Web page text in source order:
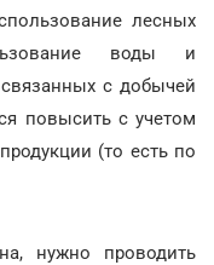
лесных
воды и
с добычей
повысить с учетом
(то есть по
нужно проводить